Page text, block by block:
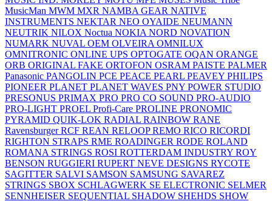
MusicMan MWM MXR NAMBA GEAR NATIVE
INSTRUMENTS NEKTAR NEO OYAIDE NEUMANN
NEUTRIK NILOX Noctua NOKIA NORD NOVATION
NUMARK NUVAL OEM OLVEIRA OMNILUX
OMNITRONIC ONLINE UPS OPTOGATE OQAN ORANGE
ORB ORIGINAL FAKE ORTOFON OSRAM PAISTE PALMER
Panasonic PANGOLIN PCE PEACE PEARL PEAVEY PHILIPS
PIONEER PLANET PLANET WAVES PNY POWER STUDIO
PRESONUS PRIMAX PRO PRO CO SOUND PRO-AUDIO
PRO-LIGHT PROEL Profi-Care PROLINE PRONOMIC
PYRAMID QUIK-LOK RADIAL RAINBOW RANE
RavensburgerRCF REAN RELOOPREMO RICO RICORDI
RIGHTON STRAPS RME ROADINGER RODE ROLAND
ROMANA STRINGS ROSI ROTTERDAM INDUSTRY ROY
BENSON RUGGIERI RUPERT NEVE DESIGNS RYCOTE
SAGITTER SALVI SAMSON SAMSUNG SAVAREZ
STRINGS SBOX SCHLAGWERK SE ELECTRONIC SELMER
SENNHEISER SEQUENTIAL SHADOW SHEHDS SHOW